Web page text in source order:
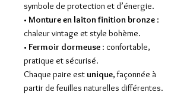
symbole de protection et d’énergie.
• Monture en laiton finition bronze :
chaleur vintage et style bohème.
• Fermoir dormeuse : confortable,
pratique et sécurisé.
Chaque paire estunique, façonnée à
partir de feuilles naturelles différentes.